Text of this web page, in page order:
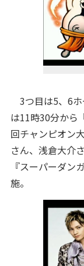
3つ目は5、6ホ
は11時30分から
回チャンピオン
さん、浅倉大介
『スーパーダン
施。